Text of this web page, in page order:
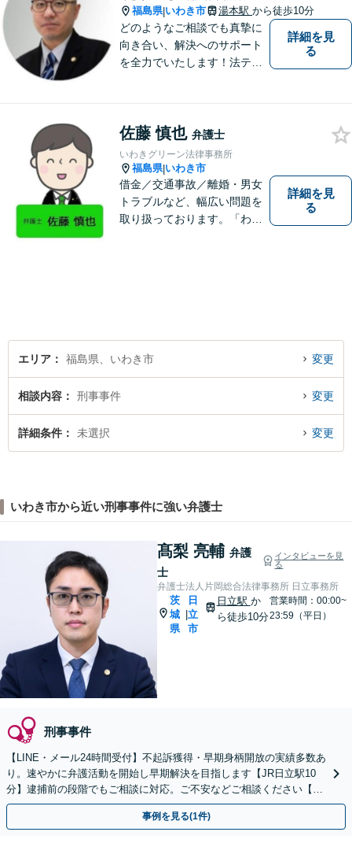
福島県|いわき市 湯本駅 から徒歩10分
どのようなご相談でも真摯に
向き合い、解決へのサポート
を全力でいたします！法テラ
けていただけます。【湯本駅
から車で約７分】
詳細を見
る
佐藤 慎也 弁護士
いわきグリーン法律事務所
福島県|いわき市
借金／交通事故／離婚・男女
トラブルなど、幅広い問題を
取り扱っております。「わか
詳細を見
る
エリア 福島県、いわき市 変更
相談内容 刑事事件 変更
詳細条件 未選択 変更
いわき市から近い刑事事件に強い弁護士
髙梨 亮輔 弁護
士
インタビューを見
る
弁護士法人片岡総合法律事務所 日立事務所
茨
城
県
|
日
立
市
日立駅 か
ら徒歩10分
営業時間：00:00~
23:59（平日）
刑事事件
【LINE・メール24時間受付】不起訴獲得・早期身柄開放の実績多数あ
り。速やかに弁護活動を開始し早期解決を目指します【JR日立駅10
分】逮捕前の段階でもご相談に対応。ご不安などご相談ください【土
日祝対応可】解決まで事務所一丸で徹底サポート
事例を見る(1件)